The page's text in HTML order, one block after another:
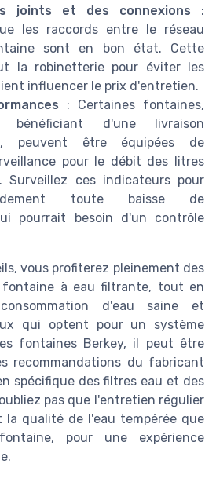
joints et des connexions :
les raccords entre le réseau
sont en bon état. Cette
la robinetterie pour éviter les
influencer le prix d'entretien.
: Certaines fontaines,
bénéficiant d'une livraison
peuvent être équipées de
pour le débit des litres
Surveillez ces indicateurs pour
toute baisse de
pourrait besoin d'un contrôle
vous profiterez pleinement des
fontaine à eau filtrante, tout en
d'eau saine et
qui optent pour un système
fontaines Berkey, il peut être
recommandations du fabricant
spécifique des filtres eau et des
pas que l'entretien régulier
la qualité de l'eau tempérée que
pour une expérience